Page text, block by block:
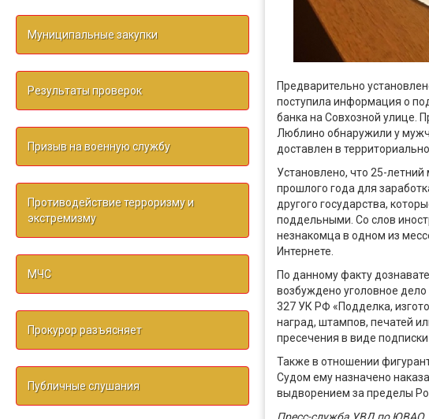
Муниципальные закупки
Результаты проверок
Призыв на военную службу
Противодействие терроризму и
экстремизму
МЧС
Прокурор разъясняет
Публичные слушания
Предварительно
поступила информация о
банка на Совхозной улице.
Люблино обнаружили у
доставлен в
Установлено, что 25-
прошлого года для
другого государства,
поддельными. Со слов
незнакомца в одном из
Интернете.
По данному факту
возбуждено уголовное
327 УК РФ «Подделка,
наград, штампов, печатей
пресечения в виде
Также в отношении
Судом ему назначено
выдворением за пределы